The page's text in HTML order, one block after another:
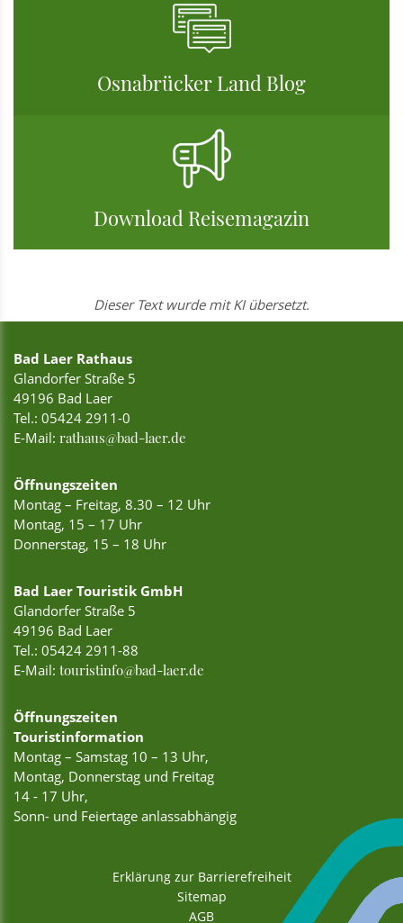
Osnabrücker Land Blog
Download Reisemagazin
Dieser Text wurde mit KI übersetzt.
Bad Laer Rathaus
Glandorfer Straße 5
49196 Bad Laer
Tel.: 05424 2911-0
E-Mail: rathaus@bad-laer.de
Öffnungszeiten
Montag – Freitag, 8.30 – 12 Uhr
Montag, 15 – 17 Uhr
Donnerstag, 15 – 18 Uhr
Bad Laer Touristik GmbH
Glandorfer Straße 5
49196 Bad Laer
Tel.: 05424 2911-88
E-Mail: touristinfo@bad-laer.de
Öffnungszeiten
Touristinformation
Montag – Samstag 10 – 13 Uhr,
Montag, Donnerstag und Freitag
14 - 17 Uhr,
Sonn- und Feiertage anlassabhängig
Erklärung zur Barrierefreiheit
Sitemap
AGB